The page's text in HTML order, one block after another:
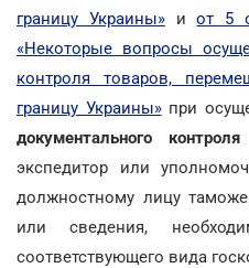
границу Украины»иот 5
«Некоторые вопросы
контроля товаров,
границу Украины»при
документального контроля
экспедитор или
должностному лицу
или сведения,
соответствующего вида